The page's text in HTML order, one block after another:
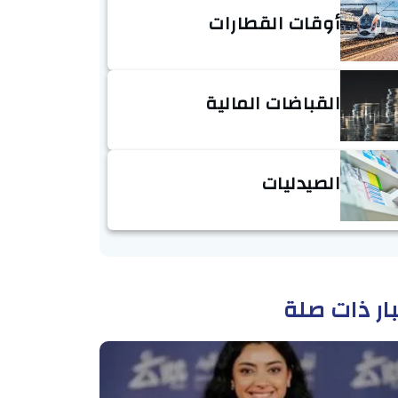
أوقات القطارات
القباضات المالية
الصيدليات
ذات صلة